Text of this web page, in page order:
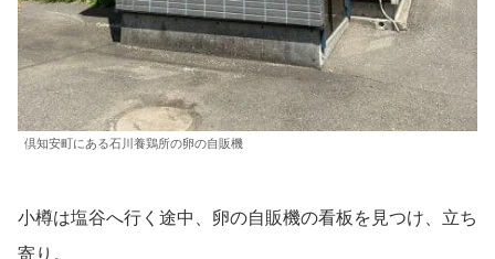
倶知安町にある石川養鶏所の卵の自販機
小樽は塩谷へ行く途中、卵の自販機の看板を見つけ、立ち
寄り。